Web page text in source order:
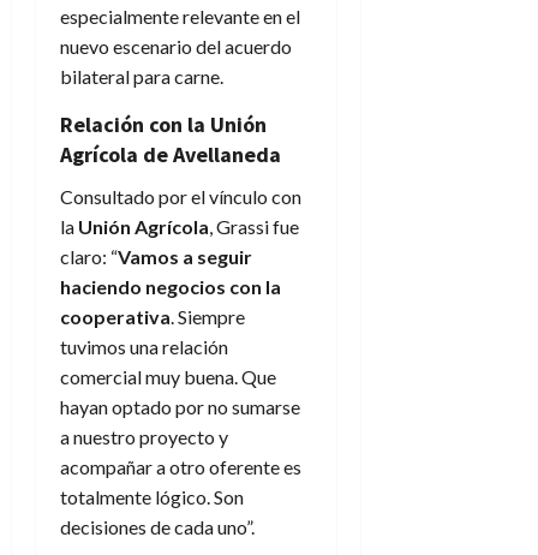
especialmente relevante en el
nuevo escenario del acuerdo
bilateral para carne.
Relación con la Unión
Agrícola de Avellaneda
Consultado por el vínculo con
la Unión Agrícola , Grassi fue
claro: “Vamos a seguir
haciendo negocios con la
cooperativa . Siempre
tuvimos una relación
comercial muy buena. Que
hayan optado por no sumarse
a nuestro proyecto y
acompañar a otro oferente es
totalmente lógico. Son
decisiones de cada uno”.